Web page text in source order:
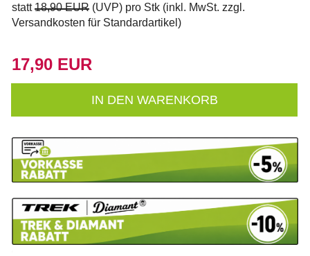
statt18,90 EUR (UVP) pro Stk (inkl. MwSt. zzgl.
Versandkosten für Standardartikel )
17,90 EUR
IN DEN WARENKORB